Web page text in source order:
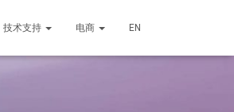
技术支持 电商 EN